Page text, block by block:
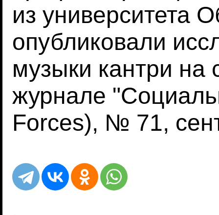
из университета
опубликовали
музыки кантри на
журнале
Forces), № 71,